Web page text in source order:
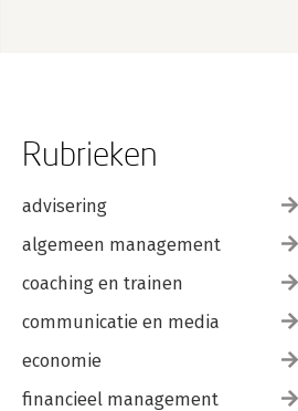
Rubrieken
advisering
algemeen management
coaching en trainen
communicatie en media
economie
financieel management